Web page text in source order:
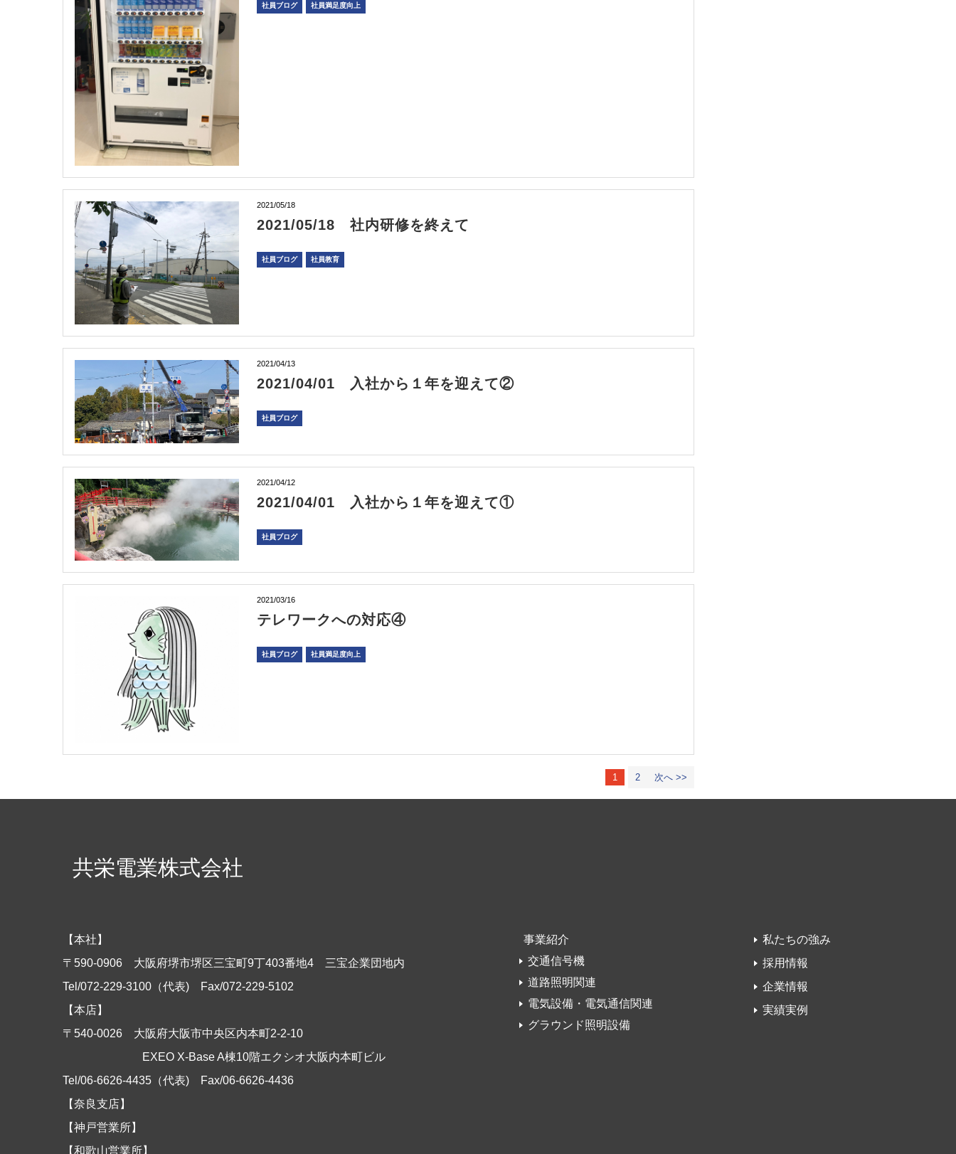
社員ブログ 社員満足度向上
2021/05/18
2021/05/18 社内研修を終えて
社員ブログ 社員教育
2021/04/13
2021/04/01 入社から１年を迎えて②
社員ブログ
2021/04/12
2021/04/01 入社から１年を迎えて①
社員ブログ
2021/03/16
テレワークへの対応④
社員ブログ 社員満足度向上
1 2 次へ >>
共栄電業株式会社
【本社】
〒590-0906 大阪府堺市堺区三宝町9丁403番地4 三宝企業団地内
Tel/072-229-3100（代表)
Fax/072-229-5102
【本店】
〒540-0026 大阪府大阪市中央区内本町2-2-10
EXEO X-Base A棟10階エクシオ大阪内本町ビル
Tel/06-6626-4435（代表)
Fax/06-6626-4436
【奈良支店】
【神戸営業所】
【和歌山営業所】
事業紹介
交通信号機
道路照明関連
電気設備・電気通信関連
グラウンド照明設備
私たちの強み
採用情報
企業情報
実績実例